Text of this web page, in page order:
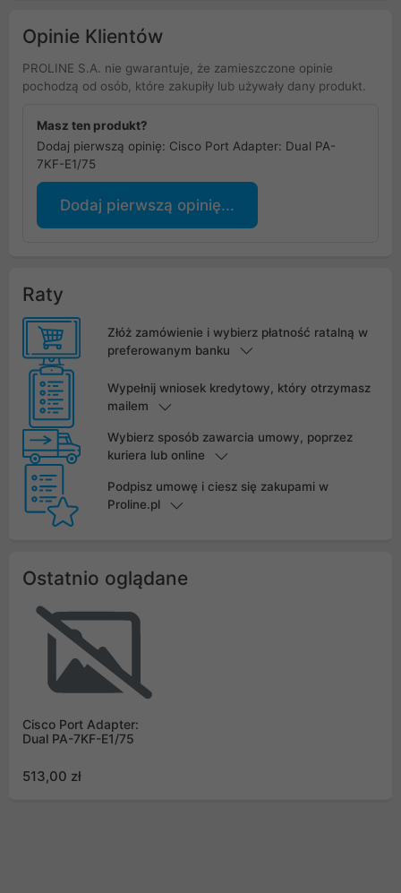
Opinie Klientów
PROLINE S.A. nie gwarantuje, że zamieszczone opinie
pochodzą od osób, które zakupiły lub używały dany produkt.
Masz ten produkt?
Dodaj pierwszą opinię: Cisco Port Adapter: Dual PA-
7KF-E1/75
Dodaj pierwszą opinię...
Raty
Złóż zamówienie i wybierz płatność ratalną w
preferowanym banku
Wypełnij wniosek kredytowy, który otrzymasz
mailem
Wybierz sposób zawarcia umowy, poprzez
kuriera lub online
Podpisz umowę i ciesz się zakupami w
Proline.pl
Ostatnio oglądane
Cisco Port Adapter:
Dual PA-7KF-E1/75
513,00 zł